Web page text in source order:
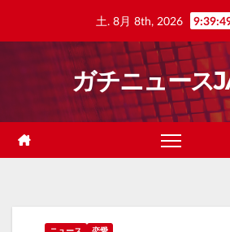
土. 8月 8th, 2026
ガチニュース